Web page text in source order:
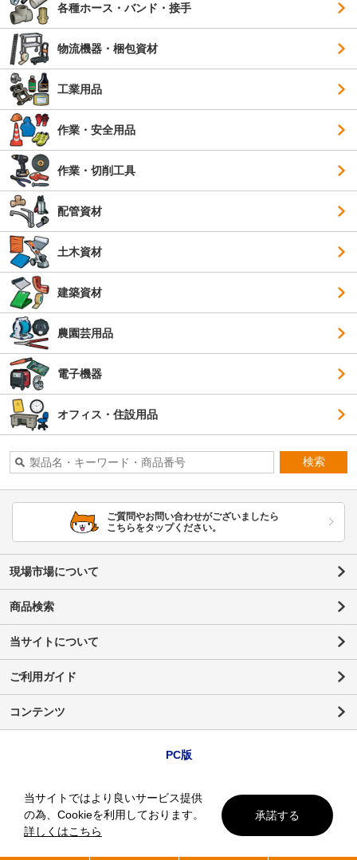
各種ホース・バンド・接手
物流機器・梱包資材
工業用品
作業・安全用品
作業・切削工具
配管資材
土木資材
建築資材
農園芸用品
電子機器
オフィス・住設用品
検索
ご質問やお問い合わせがございましたら
こちらをタップください。
現場市場について
商品検索
当サイトについて
ご利用ガイド
コンテンツ
PC版
当サイトではより良いサービス提供
の為、Cookieを利用しております。
詳しくはこちら
承諾する